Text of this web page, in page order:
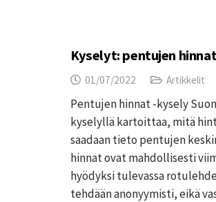
Kyselyt: pentujen
01/07/2022 Artikkelit
Pentujen hinnat -kysely
kyselyllä kartoittaa, mitä
saadaan tieto pentujen
hinnat ovat mahdollisesti
hyödyksi tulevassa
tehdään anonyymisti, eikä